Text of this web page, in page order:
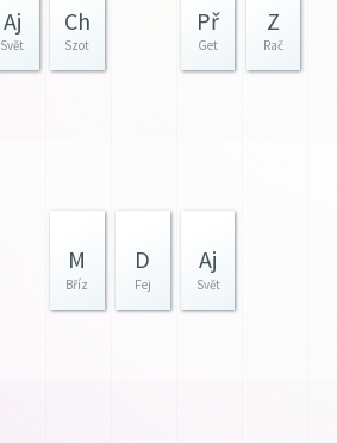
Aj
Svět
Ch
Szot
Př
Get
Z
Rač
M
Bříz
D
Fej
Aj
Svět